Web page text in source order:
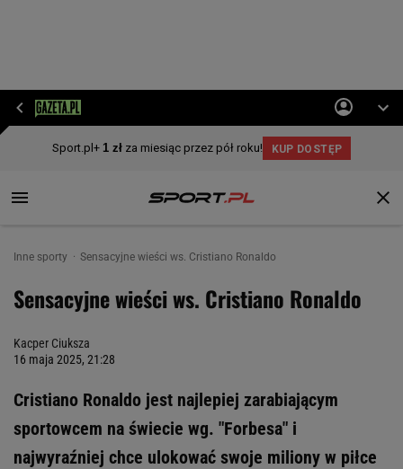
Inne sporty Sensacyjne wieści ws. Cristiano Ronaldo
Sensacyjne wieści ws. Cristiano Ronaldo
Kacper Ciuksza
16 maja 2025, 21:28
Cristiano Ronaldo jest najlepiej zarabiającym
sportowcem na świecie wg. "Forbesa" i
najwyraźniej chce ulokować swoje miliony w piłce